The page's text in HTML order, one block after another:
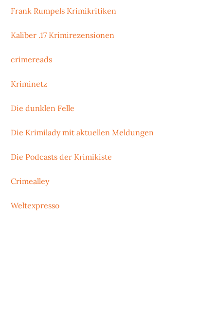
Frank Rumpels Krimikritiken
Kaliber .17 Krimirezensionen
crimereads
Kriminetz
Die dunklen Felle
Die Krimilady mit aktuellen Meldungen
Die Podcasts der Krimikiste
Crimealley
Weltexpresso